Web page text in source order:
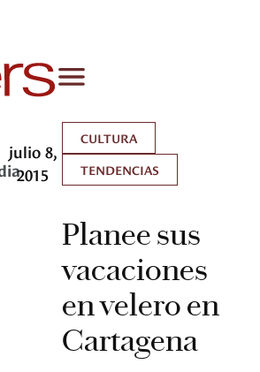
julio 8,
2015
CULTURA
TENDENCIAS
Planee sus
vacaciones
en velero en
Cartagena